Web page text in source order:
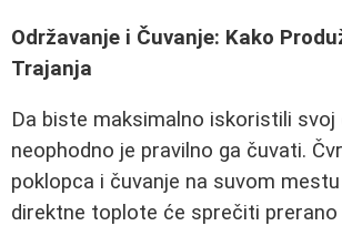
Održavanje i Čuvanje: Kako
Trajanja
Da biste maksimalno iskoristili svoj
neophodno je pravilno ga čuvati.
poklopca i čuvanje na suvom
direktne toplote će sprečiti prerano